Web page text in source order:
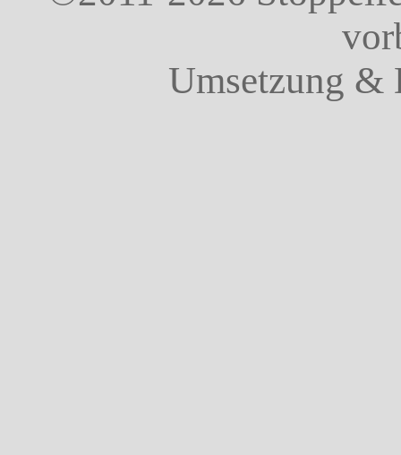
Umsetzung &